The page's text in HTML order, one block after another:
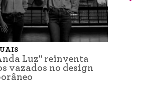
Luz" reinventa
vazados no design